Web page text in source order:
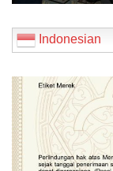
Indonesian